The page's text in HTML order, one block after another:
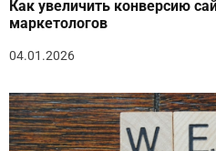
Как увеличить конверсию
маркетологов
04.01.2026